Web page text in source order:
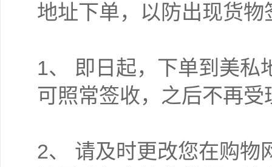
地址下单，以防出现货
1、 即日起，下单到美私
可照常签收，之后不再受
2、 请及时更改您在购物